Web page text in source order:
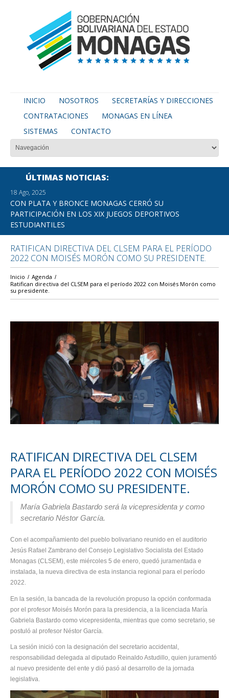
INICIO NOSOTROS
SECRETARÍAS Y DIRECCIONES
CONTRATACIONES
MONAGAS EN LÍNEA
SISTEMAS
CONTACTO
ÚLTIMAS NOTICIAS
18 Ago, 2025
CON PLATA Y BRONCE MONAGAS CERRÓ SU
PARTICIPACIÓN EN LOS XIX JUEGOS DEPORTIVOS
ESTUDIANTILES
RATIFICAN DIRECTIVA DEL CLSEM PARA EL PERÍODO
2022 CON MOISÉS MORÓN COMO SU PRESIDENTE.
Inicio
Agenda
Ratifican directiva del CLSEM para el período 2022 con Moisés Morón como
su presidente.
RATIFICAN DIRECTIVA DEL CLSEM
PARA EL PERÍODO 2022 CON MOISÉS
MORÓN COMO SU PRESIDENTE.
María Gabriela Bastardo será la vicepresidenta y como
secretario Néstor García.
Con el acompañamiento del pueblo bolivariano reunido en el auditorio
Jesús Rafael Zambrano del Consejo Legislativo Socialista del Estado
Monagas (CLSEM), este miércoles 5 de enero, quedó juramentada e
instalada, la nueva directiva de esta instancia regional para el período
2022.
En la sesión, la bancada de la revolución propuso la opción conformada
por el profesor Moisés Morón para la presidencia, a la licenciada María
Gabriela Bastardo como vicepresidenta, mientras que como secretario, se
postuló al profesor Néstor García.
La sesión inició con la designación del secretario accidental,
responsabilidad delegada al diputado Reinaldo Astudillo, quien juramentó
al nuevo presidente del ente y dió pasó al desarrollo de la jornada
legislativa.